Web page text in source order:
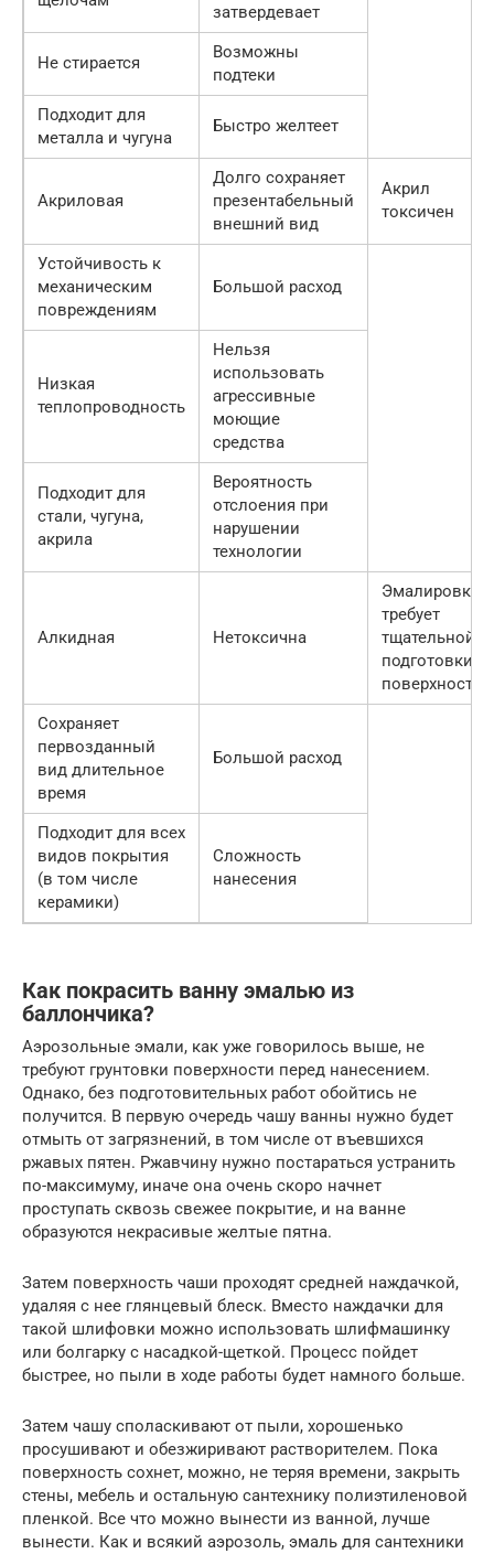
затвердевает
Не стирается
Возможны
подтеки
Подходит для
металла и чугуна
Быстро желтеет
Акриловая
Долго сохраняет
презентабельный
внешний вид
Акрил
токсичен
Устойчивость к
механическим
повреждениям
Большой расход
Низкая
теплопроводность
Нельзя
использовать
агрессивные
моющие
средства
Подходит для
стали, чугуна,
акрила
Вероятность
отслоения при
нарушении
технологии
Алкидная Нетоксична
Эмалировка
требует
тщательной
подготовки
поверхности
Сохраняет
первозданный
вид длительное
время
Большой расход
Подходит для всех
видов покрытия
(в том числе
керамики)
Сложность
нанесения
Как покрасить ванну эмалью из
баллончика?
Аэрозольные эмали, как уже говорилось выше, не
требуют грунтовки поверхности перед нанесением.
Однако, без подготовительных работ обойтись не
получится. В первую очередь чашу ванны нужно будет
отмыть от загрязнений, в том числе от въевшихся
ржавых пятен. Ржавчину нужно постараться устранить
по-максимуму, иначе она очень скоро начнет
проступать сквозь свежее покрытие, и на ванне
образуются некрасивые желтые пятна.
Затем поверхность чаши проходят средней наждачкой,
удаляя с нее глянцевый блеск. Вместо наждачки для
такой шлифовки можно использовать шлифмашинку
или болгарку с насадкой-щеткой. Процесс пойдет
быстрее, но пыли в ходе работы будет намного больше.
Затем чашу споласкивают от пыли, хорошенько
просушивают и обезжиривают растворителем. Пока
поверхность сохнет, можно, не теряя времени, закрыть
стены, мебель и остальную сантехнику полиэтиленовой
пленкой. Все что можно вынести из ванной, лучше
вынести. Как и всякий аэрозоль, эмаль для сантехники